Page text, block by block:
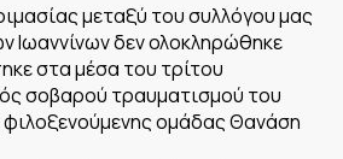
μεταξύ του συλλόγου μας
Ιωαννίνων δεν ολοκληρώθηκε
στα μέσα του τρίτου
σοβαρού τραυματισμού του
ομάδας Θανάση